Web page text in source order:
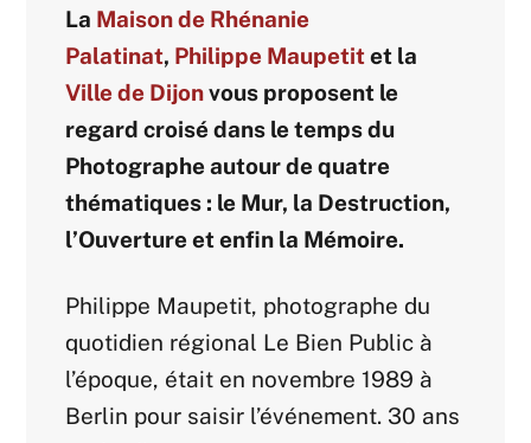
La Maison de Rhénanie
Palatinat, Philippe Maupetitet la
Ville de Dijonvous proposent le
regard croisé dans le temps du
Photographe autour de quatre
thématiques : le Mur, la Destruction,
l’Ouverture et enfin la Mémoire.
Philippe Maupetit, photographe du
quotidien régional Le Bien Public à
l’époque, était en novembre 1989 à
Berlin pour saisir l’événement. 30 ans